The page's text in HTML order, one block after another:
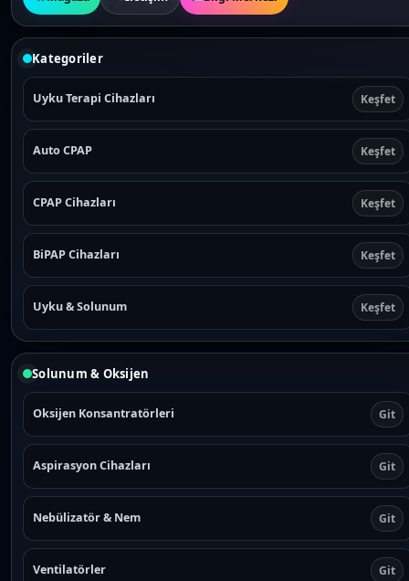
Kategoriler
Uyku Terapi Cihazları Keşfet
Auto CPAP Keşfet
CPAP Cihazları Keşfet
BiPAP Cihazları Keşfet
Uyku & Solunum Keşfet
Solunum & Oksijen
Oksijen Konsantratörleri Git
Aspirasyon Cihazları Git
Nebülizatör & Nem Git
Ventilatörler Git